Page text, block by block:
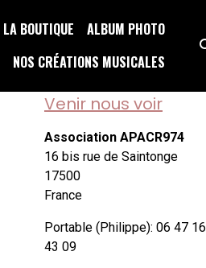
LA BOUTIQUE
ALBUM PHOTO
NOS CRÉATIONS MUSICALES
Venir nous voir
Association APACR974
16 bis rue de Saintonge
17500
France
Portable (Philippe): 06 47 16
43 09